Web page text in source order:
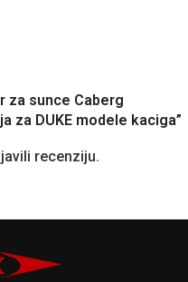
za sunce Caberg
za DUKE modele kaciga”
recenziju.